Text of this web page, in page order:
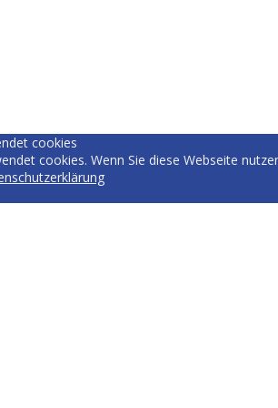
cookies
cookies. Wenn Sie diese Webseite